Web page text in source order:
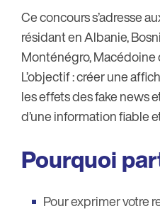
Ce concours s’adresse
résidant en Albanie,
Monténégro, Macédoine
L’objectif : créer une
les effets des fake news
d’une information fiable
Pourquoi
Pour exprimer votre